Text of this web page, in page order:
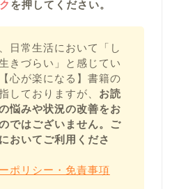
を押してください。
日常生活において「し
きづらい」と感じてい
心が楽になる】書籍の
しておりますが、 お読
悩みや状況の改善をお
ではございません。ご
おいてご利用くださ
ポリシー・免責事項